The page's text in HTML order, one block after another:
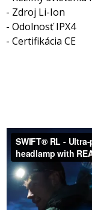
- Zdroj Li-Ion
- Odolnosť IPX4
- Certifikácia CE